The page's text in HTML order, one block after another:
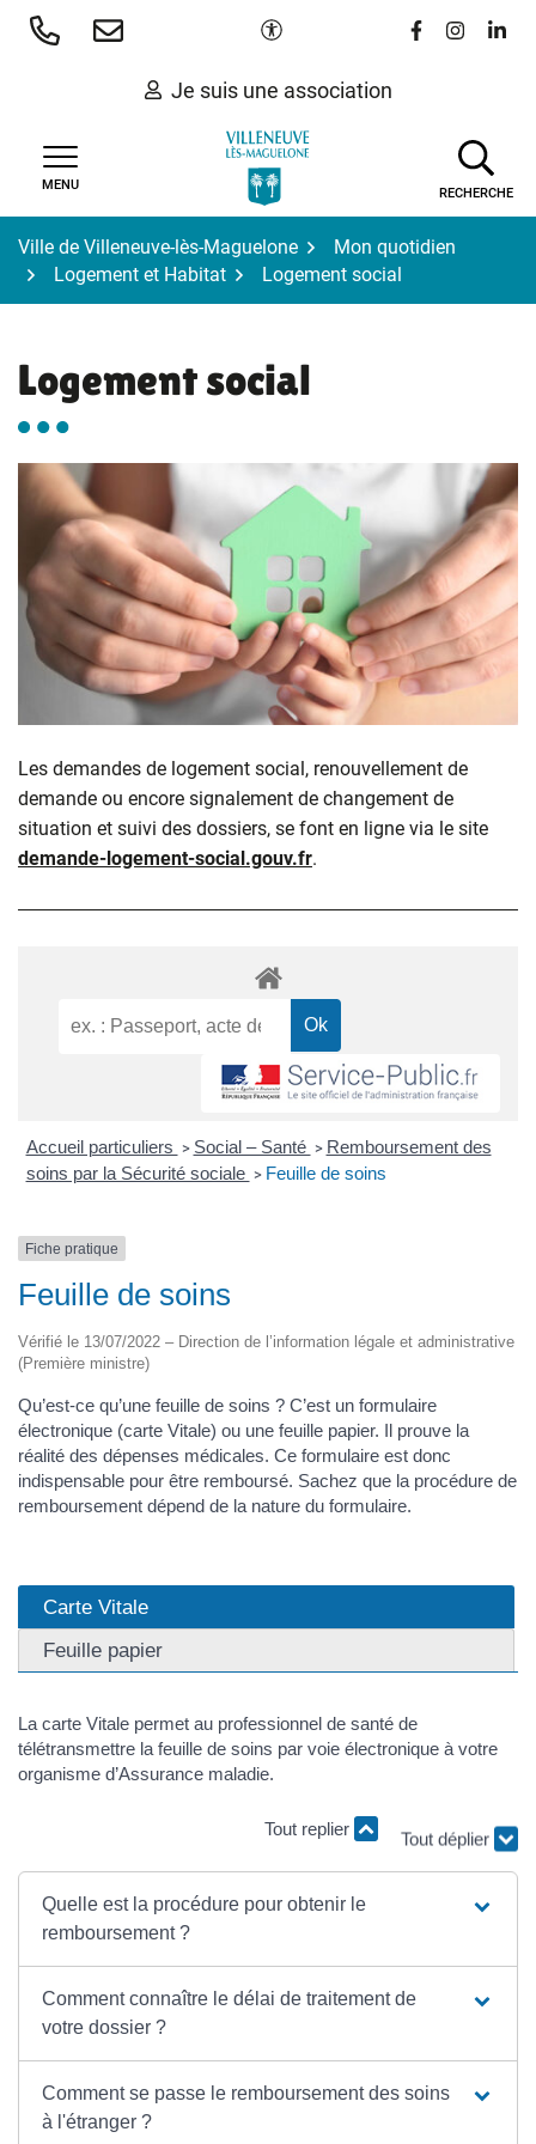
Aller
Paramètres d'accessibilité
Lien vers le
Lien vers
Lien
Je suis une association
MENU
RECHERCHE
Ville de Villeneuve-lès-Maguelone
Mon quotidien
Logement et Habitat
Logement social
Logement social
Les demandes de logement social, renouvellement de
demande ou encore signalement de changement de
situation et suivi des dossiers, se font en ligne via le site
demande-logement-social.gouv.fr.
Accueil particuliers > Social – Santé > Remboursement des
soins par la Sécurité sociale > Feuille de soins
Fiche pratique
Feuille de soins
Vérifié le 13/07/2022 – Direction de l’information légale et administrative
(Première ministre)
Qu’est-ce qu’une feuille de soins ? C’est un formulaire
électronique (carte Vitale) ou une feuille papier. Il prouve la
réalité des dépenses médicales. Ce formulaire est donc
indispensable pour être remboursé. Sachez que la procédure de
remboursement dépend de la nature du formulaire.
Carte Vitale
Feuille papier
La carte Vitale permet au professionnel de santé de
télétransmettre la feuille de soins par voie électronique à votre
organisme d’Assurance maladie.
Tout replier
Tout déplier
Quelle est la procédure pour obtenir le
remboursement ?
Comment connaître le délai de traitement de
votre dossier ?
Comment se passe le remboursement des soins
à l'étranger ?